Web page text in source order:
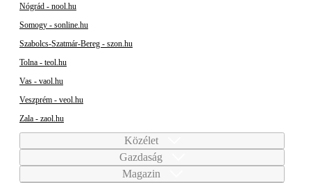
Nógrád - nool.hu
Somogy - sonline.hu
Szabolcs-Szatmár-Bereg - szon.hu
Tolna - teol.hu
Vas - vaol.hu
Veszprém - veol.hu
Zala - zaol.hu
Közélet
Gazdaság
Magazin